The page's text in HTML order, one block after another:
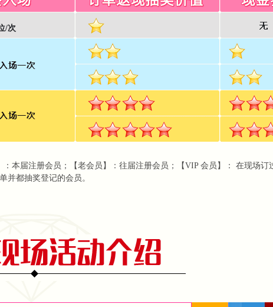
/次
本届注册会员；【老会员】：往届注册会员；【VIP 会员】： 在现场订
并都抽奖登记的会员。